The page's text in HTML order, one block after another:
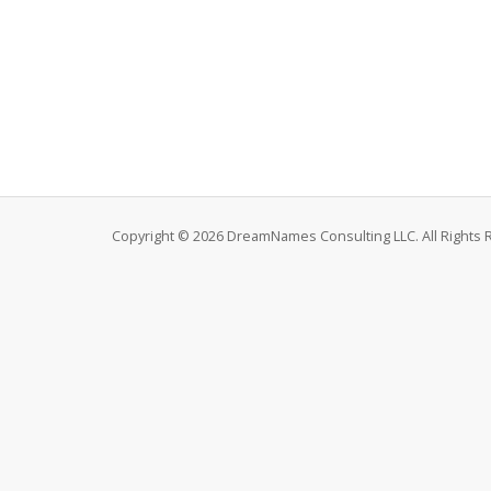
Copyright © 2026 DreamNames Consulting LLC. All Rights